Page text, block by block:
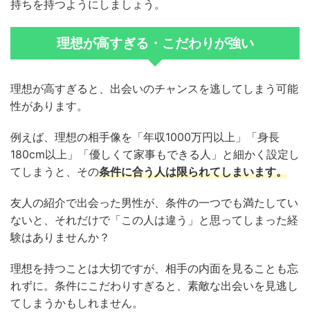
持ちを持つようにしましょう。
理想が高すぎる・こだわりが強い
理想が高すぎると、出会いのチャンスを逃してしまう可能
性があります。
例えば、理想の相手像を「年収1000万円以上」「身長
180cm以上」「優しくて家事もできる人」と細かく設定し
てしまうと、その条件に合う人は限られてしまいます。
友人の紹介で出会った男性が、条件の一つでも満たしてい
ないと、それだけで「この人は違う」と思ってしまった経
験はありませんか？
理想を持つことは大切ですが、相手の内面を見ることも忘
れずに。条件にこだわりすぎると、素敵な出会いを見逃し
てしまうかもしれません。